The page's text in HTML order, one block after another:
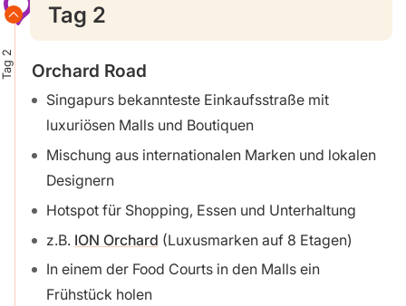
Tag 2
Tag 2
Orchard Road
Singapurs bekannteste Einkaufsstraße mit
luxuriösen Malls und Boutiquen
Mischung aus internationalen Marken und lokalen
Designern
Hotspot für Shopping, Essen und Unterhaltung
z.B. ION Orchard (Luxusmarken auf 8 Etagen)
In einem der Food Courts in den Malls ein
Frühstück holen